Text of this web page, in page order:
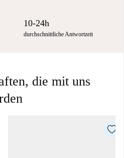
10-24h
durchschnittliche Antwortzeit
die mit uns